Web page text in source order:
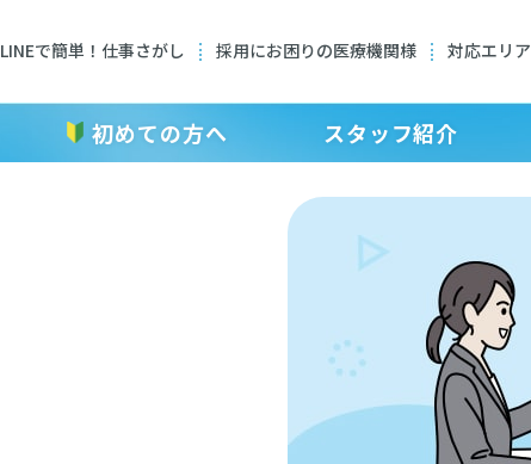
LINEで簡単！仕事さがし 採用にお困りの医療機関様 対応エリア
初めての方へ スタッフ紹介